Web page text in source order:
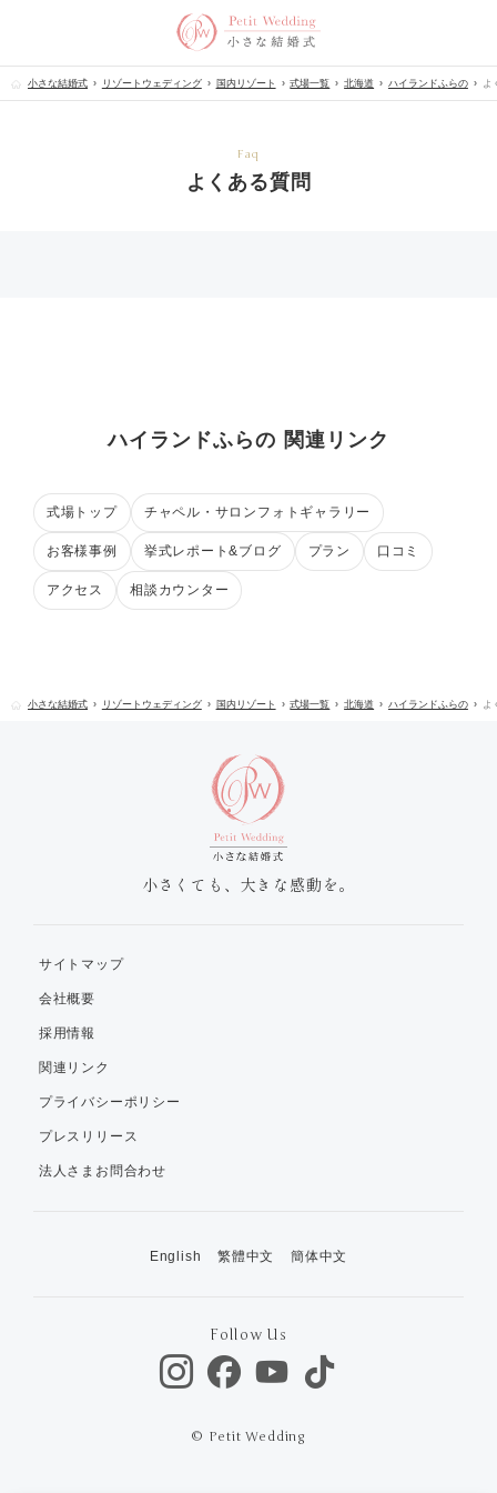
小さな結婚式 リゾートウェディング 国内リゾート 式場一覧 北海道 ハイランドふらの よ
Faq
よくある質問
ハイランドふらの 関連リンク
式場トップ チャペル・サロンフォトギャラリー
お客様事例 挙式レポート&ブログ プラン 口コミ
アクセス 相談カウンター
小さな結婚式 リゾートウェディング 国内リゾート 式場一覧 北海道 ハイランドふらの よ
小さくても、大きな感動を。
サイトマップ
会社概要
採用情報
関連リンク
プライバシーポリシー
プレスリリース
法人さまお問合わせ
English 繁體中文 簡体中文
Follow Us
© Petit Wedding